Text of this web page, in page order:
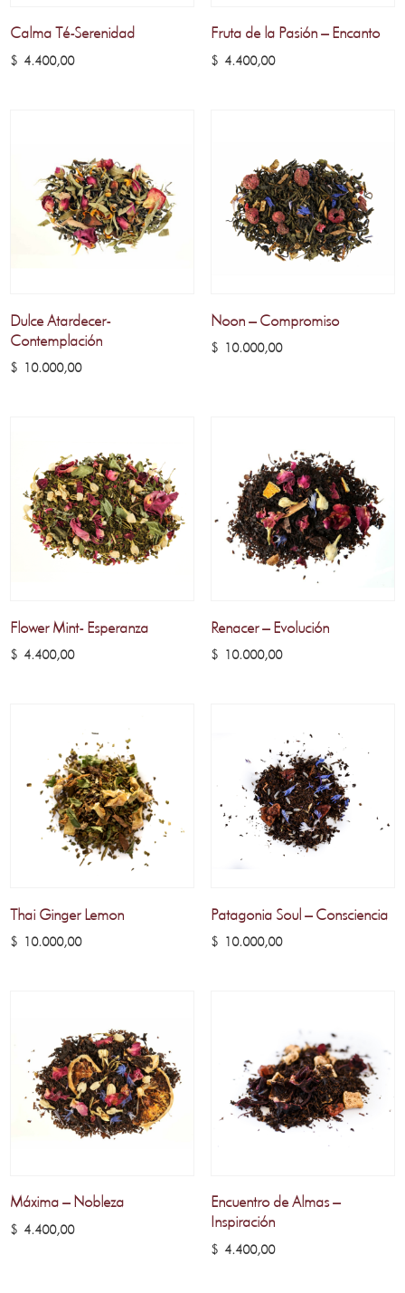
Calma Té-Serenidad
$ 4.400,00
Fruta de la Pasión – Encanto
$4.400,00
Dulce Atardecer-
Contemplación
$ 10.000,00
Noon – Compromiso
$10.000,00
Flower Mint- Esperanza
$ 4.400,00
Renacer – Evolución
$10.000,00
Thai Ginger Lemon
$ 10.000,00
Patagonia Soul – Consciencia
$10.000,00
Máxima – Nobleza
$ 4.400,00
Encuentro de Almas –
Inspiración
$4.400,00